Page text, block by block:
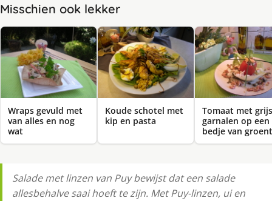
Misschien ook lekker
Wraps gevuld met
van alles en nog
wat
Koude schotel met
kip en pasta
Tomaat met grijs
garnalen op een
bedje van
Salade met linzen van Puy bewijst dat een salade
allesbehalve saai hoeft te zijn. Met Puy-linzen, ui en